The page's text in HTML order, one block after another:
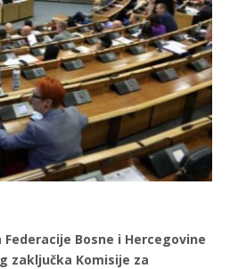
Bosne i Hercegovine
zaključka Komisije za